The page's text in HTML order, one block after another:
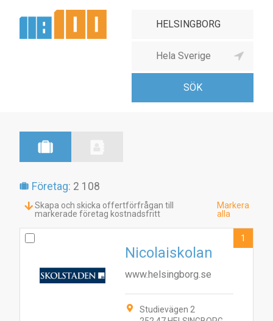
Företag: 2 108
Skapa och skicka offertförfrågan till
markerade företag kostnadsfritt
Markera
alla
Nicolaiskolan
www.helsingborg.se
Studievägen 2
1